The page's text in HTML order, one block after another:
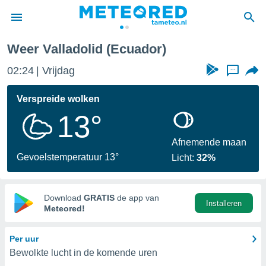
door
verstrekte
hoge
hebt de
voor
op basis
Weer Valladolid (Ecuador)
02:24 Vrijdag ...
Verspreide wolken
13°
Gevoelstemperatuur 13°
Afnemende maan
Licht:32%
Download GRATIS de app van
Meteored!
Installeren
Per uur
Bewolkte lucht in de komende uren